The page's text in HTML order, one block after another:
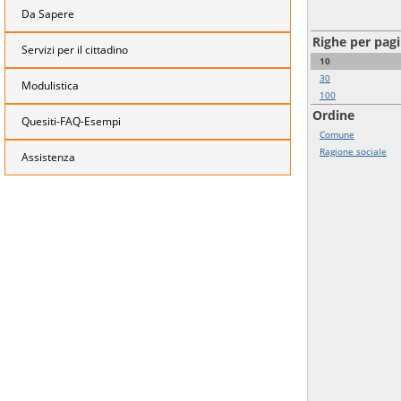
Da Sapere
Servizi per il cittadino
Modulistica
Quesiti-FAQ-Esempi
Assistenza
Righe per
10
30
100
Ordine
Comune
Ragione sociale